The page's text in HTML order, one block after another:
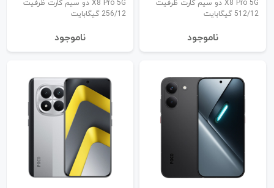
X8 Pro 5G دو سیم کارت ظرفیت
512/12 گیگابایت
نا‌موجود
X8 Pro 5G دو سیم کارت ظرفیت
256/12 گیگابایت
نا‌موجود